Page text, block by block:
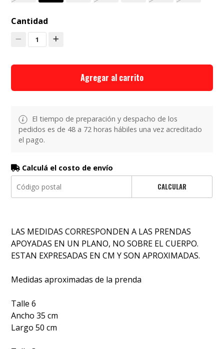
Cantidad
1
Agregar al carrito
El tiempo de preparación y despacho de los
pedidos es de 48 a 72 horas hábiles una vez acreditado
el pago.
Calculá el costo de envío
CALCULAR
LAS MEDIDAS CORRESPONDEN A LAS PRENDAS
APOYADAS EN UN PLANO, NO SOBRE EL CUERPO.
ESTAN EXPRESADAS EN CM Y SON APROXIMADAS.
Medidas aproximadas de la prenda
Talle 6
Ancho 35 cm
Largo 50 cm